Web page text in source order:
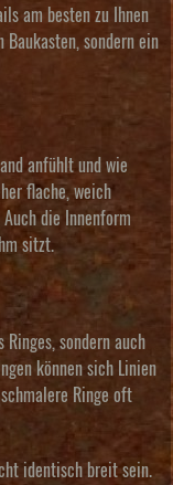
am besten zu Ihnen
Baukasten, sondern ein
anfühlt und wie
flache, weich
die Innenform
sitzt.
sondern auch
können sich Linien
Ringe oft
identisch breit sein.